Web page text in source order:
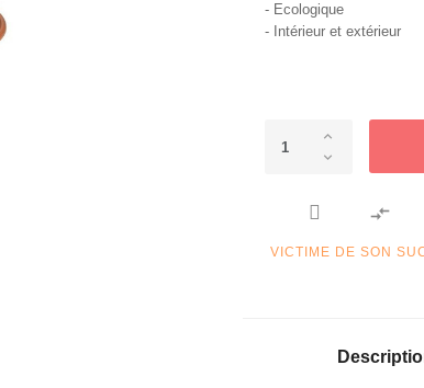
- Ecologique
- Intérieur et extérieur

VICTIME DE SON